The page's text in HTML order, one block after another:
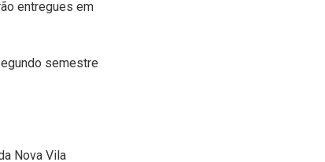
entregues em
semestre
Nova Vila